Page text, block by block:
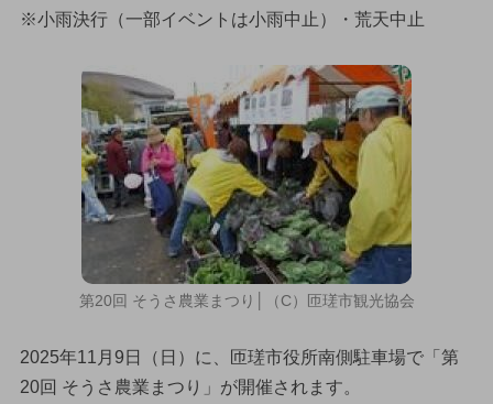
※小雨決行（一部イベントは小雨中止）・荒天中止
第20回 そうさ農業まつり│（C）匝瑳市観光協会
2025年11月9日（日）に、匝瑳市役所南側駐車場で「第
20回 そうさ農業まつり」が開催されます。